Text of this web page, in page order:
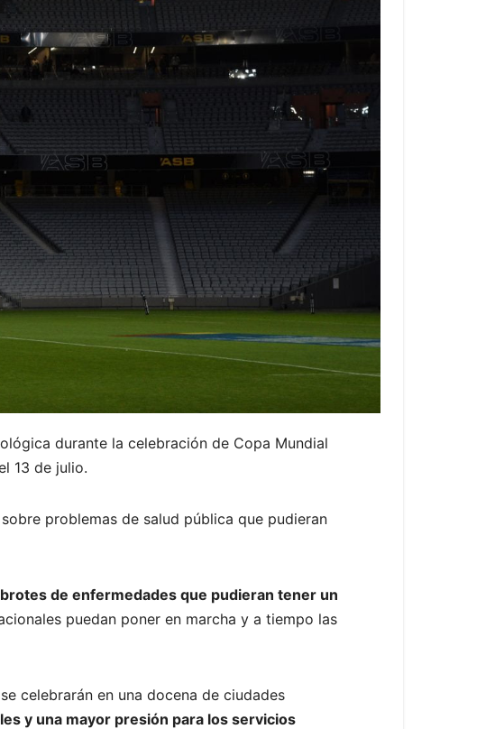
durante la celebración de Copa Mundial
13 de julio.
problemas de salud pública que pudieran
de enfermedades que pudieran tener un
puedan poner en marcha y a tiempo las
celebrarán en una docena de ciudades
y una mayor presión para los servicios